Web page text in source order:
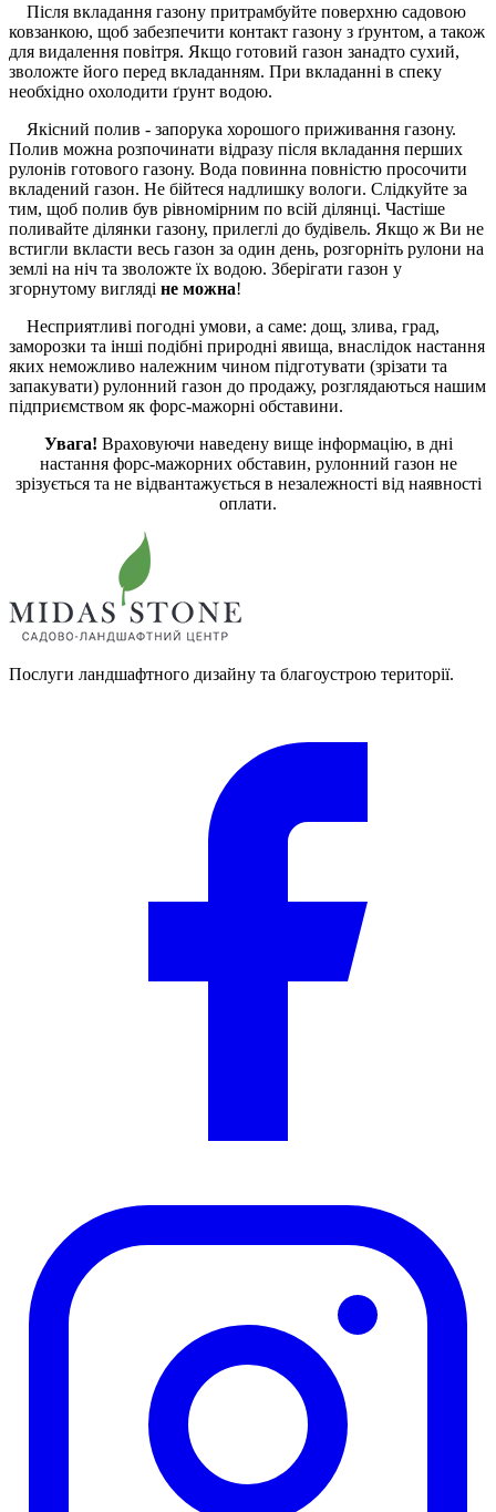
Після вкладання газону притрамбуйте поверхню садовою
ковзанкою, щоб забезпечити контакт газону з ґрунтом, а також
для видалення повітря. Якщо готовий газон занадто сухий,
зволожте його перед вкладанням. При вкладанні в спеку
необхідно охолодити ґрунт водою.
Якісний полив - запорука хорошого приживання газону.
Полив можна розпочинати відразу після вкладання перших
рулонів готового газону. Вода повинна повністю просочити
вкладений газон. Не бійтеся надлишку вологи. Слідкуйте за
тим, щоб полив був рівномірним по всій ділянці. Частіше
поливайте ділянки газону, прилеглі до будівель. Якщо ж Ви не
встигли вкласти весь газон за один день, розгорніть рулони на
землі на ніч та зволожте їх водою. Зберігати газон у
згорнутому вигляді не можна!
Несприятливі погодні умови, а саме: дощ, злива, град,
заморозки та інші подібні природні явища, внаслідок настання
яких неможливо належним чином підготувати (зрізати та
запакувати) рулонний газон до продажу, розглядаються нашим
підприємством як форс-мажорні обставини.
Увага! Враховуючи наведену вище інформацію, в дні
настання форс-мажорних обставин, рулонний газон не
зрізується та не відвантажується в незалежності від наявності
оплати.
Послуги ландшафтного дизайну та благоустрою території.